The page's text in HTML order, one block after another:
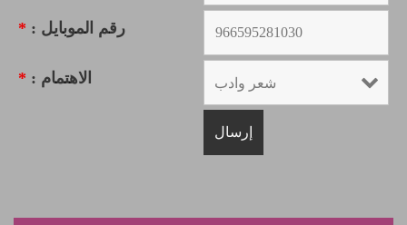
رقم الموبايل : *
الاهتمام : *